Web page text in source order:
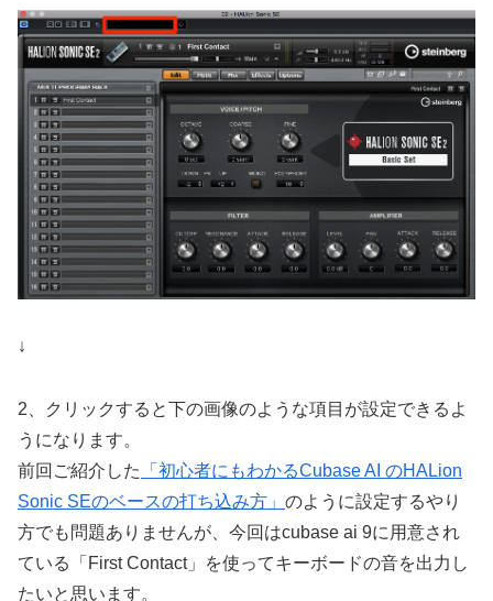
↓
2、クリックすると下の画像のような項目が設定できるよ
うになります。
前回ご紹介した
「初心者にもわかるCubase AI のHALion
Sonic SEのベースの打ち込み方」 のように設定するやり
方でも問題ありませんが、今回はcubase ai 9に用意され
ている「First Contact」を使ってキーボードの音を出力し
たいと思います。